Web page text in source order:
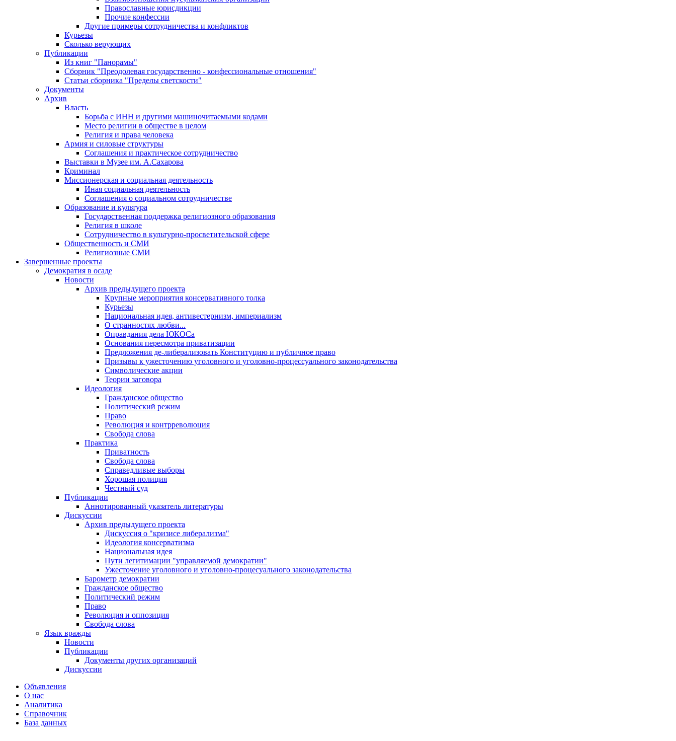
Православные юрисдикции
Прочие конфессии
Другие примеры сотрудничества и конфликтов
Курьезы
Сколько верующих
Публикации
Из книг "Панорамы"
Сборник "Преодолевая государственно - конфессиональные отношения"
Статьи сборника "Пределы светскости"
Документы
Архив
Власть
Борьба с ИНН и другими машиночитаемыми кодами
Место религии в обществе в целом
Религия и права человека
Армия и силовые структуры
Соглашения и практическое сотрудничество
Выставки в Музее им. А.Сахарова
Криминал
Миссионерская и социальная деятельность
Иная социальная деятельность
Соглашения о социальном сотрудничестве
Образование и культура
Государственная поддержка религиозного образования
Религия в школе
Сотрудничество в культурно-просветительской сфере
Общественность и СМИ
Религиозные СМИ
Завершенные проекты
Демократия в осаде
Новости
Архив предыдущего проекта
Крупные мероприятия консервативного толка
Курьезы
Национальная идея, антивестернизм, империализм
О странностях любви...
Оправдания дела ЮКОСа
Основания пересмотра приватизации
Предложения де-либерализовать Конституцию и публичное право
Призывы к ужесточению уголовного и уголовно-процессуального законодательства
Символические акции
Теории заговора
Идеология
Гражданское общество
Политический режим
Право
Революция и контрреволюция
Свобода слова
Практика
Приватность
Свобода слова
Справедливые выборы
Хорошая полиция
Честный суд
Публикации
Аннотированный указатель литературы
Дискуссии
Архив предыдущего проекта
Дискуссия о "кризисе либерализма"
Идеология консерватизма
Национальная идея
Пути легитимации "управляемой демократии"
Ужесточение уголовного и уголовно-процесуального законодательства
Барометр демократии
Гражданское общество
Политический режим
Право
Революция и оппозиция
Свобода слова
Язык вражды
Новости
Публикации
Документы других организаций
Дискуссии
Объявления
О нас
Аналитика
Справочник
База данных